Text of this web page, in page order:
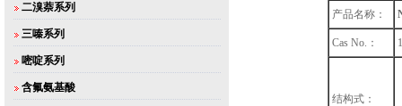
二溴萘系列
三嗪系列
嘧啶系列
含氟氨基酸
产品名称：
Cas No.：
结构式：